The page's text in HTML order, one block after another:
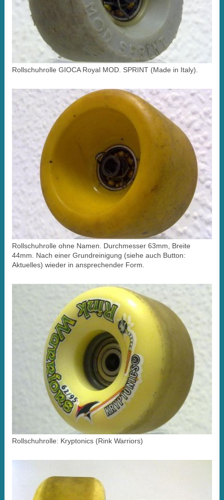
Rollschuhrolle GIOCA Royal MOD. SPRINT (Made in Italy).
Rollschuhrolle ohne Namen. Durchmesser 63mm, Breite
44mm. Nach einer Grundreinigung (siehe auch Button:
Aktuelles) wieder in ansprechender Form.
Rollschuhrolle: Kryptonics (Rink Warriors)